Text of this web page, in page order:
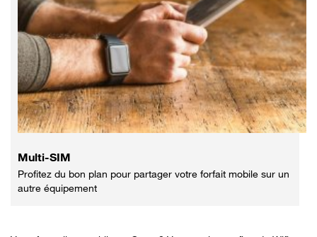
Multi-SIM
Profitez du bon plan pour partager votre forfait mobile sur un
autre équipement